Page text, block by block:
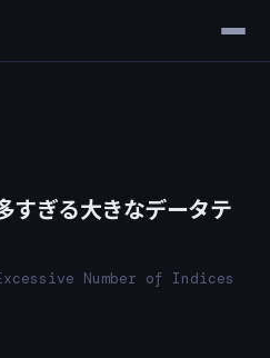
すぎる大きなデータテ
Number of Indices